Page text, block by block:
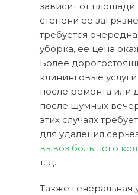
зависит от
степени ее
требуется
уборка, ее цена
Более
клининговые
после ремонта или
после шумных
этих случаях
для удаления
вывоз большого
т. д.
Также генеральная